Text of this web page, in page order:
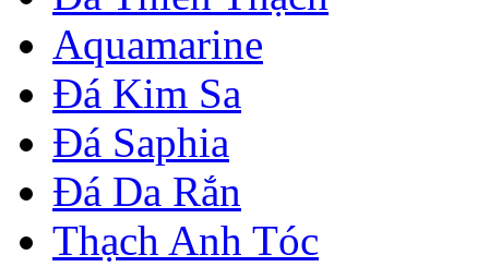
Aquamarine
Đá Kim Sa
Đá Saphia
Đá Da Rắn
Thạch Anh Tóc